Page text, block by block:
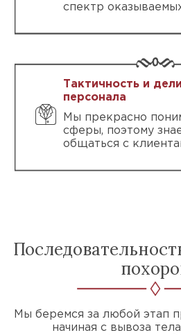
спектр
Тактичность и
персонала
Мы прекрасно
сферы, поэтому
общаться с
Мы беремся за любой этап
начиная с вывоза